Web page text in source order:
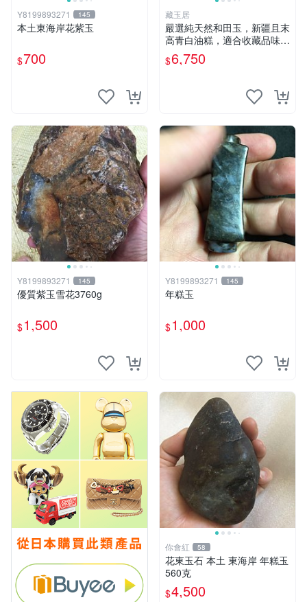
Y8199893271 145
本土東海岸花紫玉
$700
藏玉居
嚴選純天然和田玉，新疆且末
高青白油糕，適合收藏品味珍
品 白玉 玉器 油糕
$6,750
Y8199893271 145
優質紫玉雪花3760g
$1,500
Y8199893271 145
年糕玉
$1,000
你會紅 58
花東玉石 本土 東海岸 年糕玉
560克
$4,500